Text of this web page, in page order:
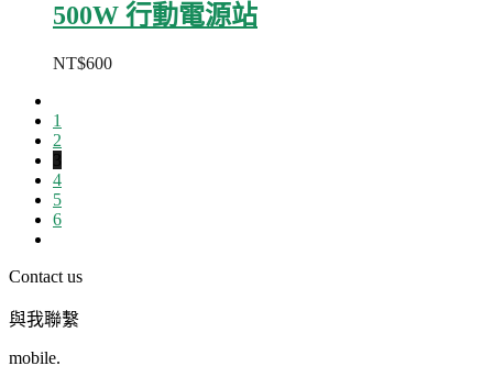
500W 行動電源站
NT$600
1
2
3
4
5
6
Contact us
與我聯繫
mobile.